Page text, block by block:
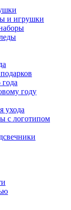
и игрушки
году
ухода
с логотипом